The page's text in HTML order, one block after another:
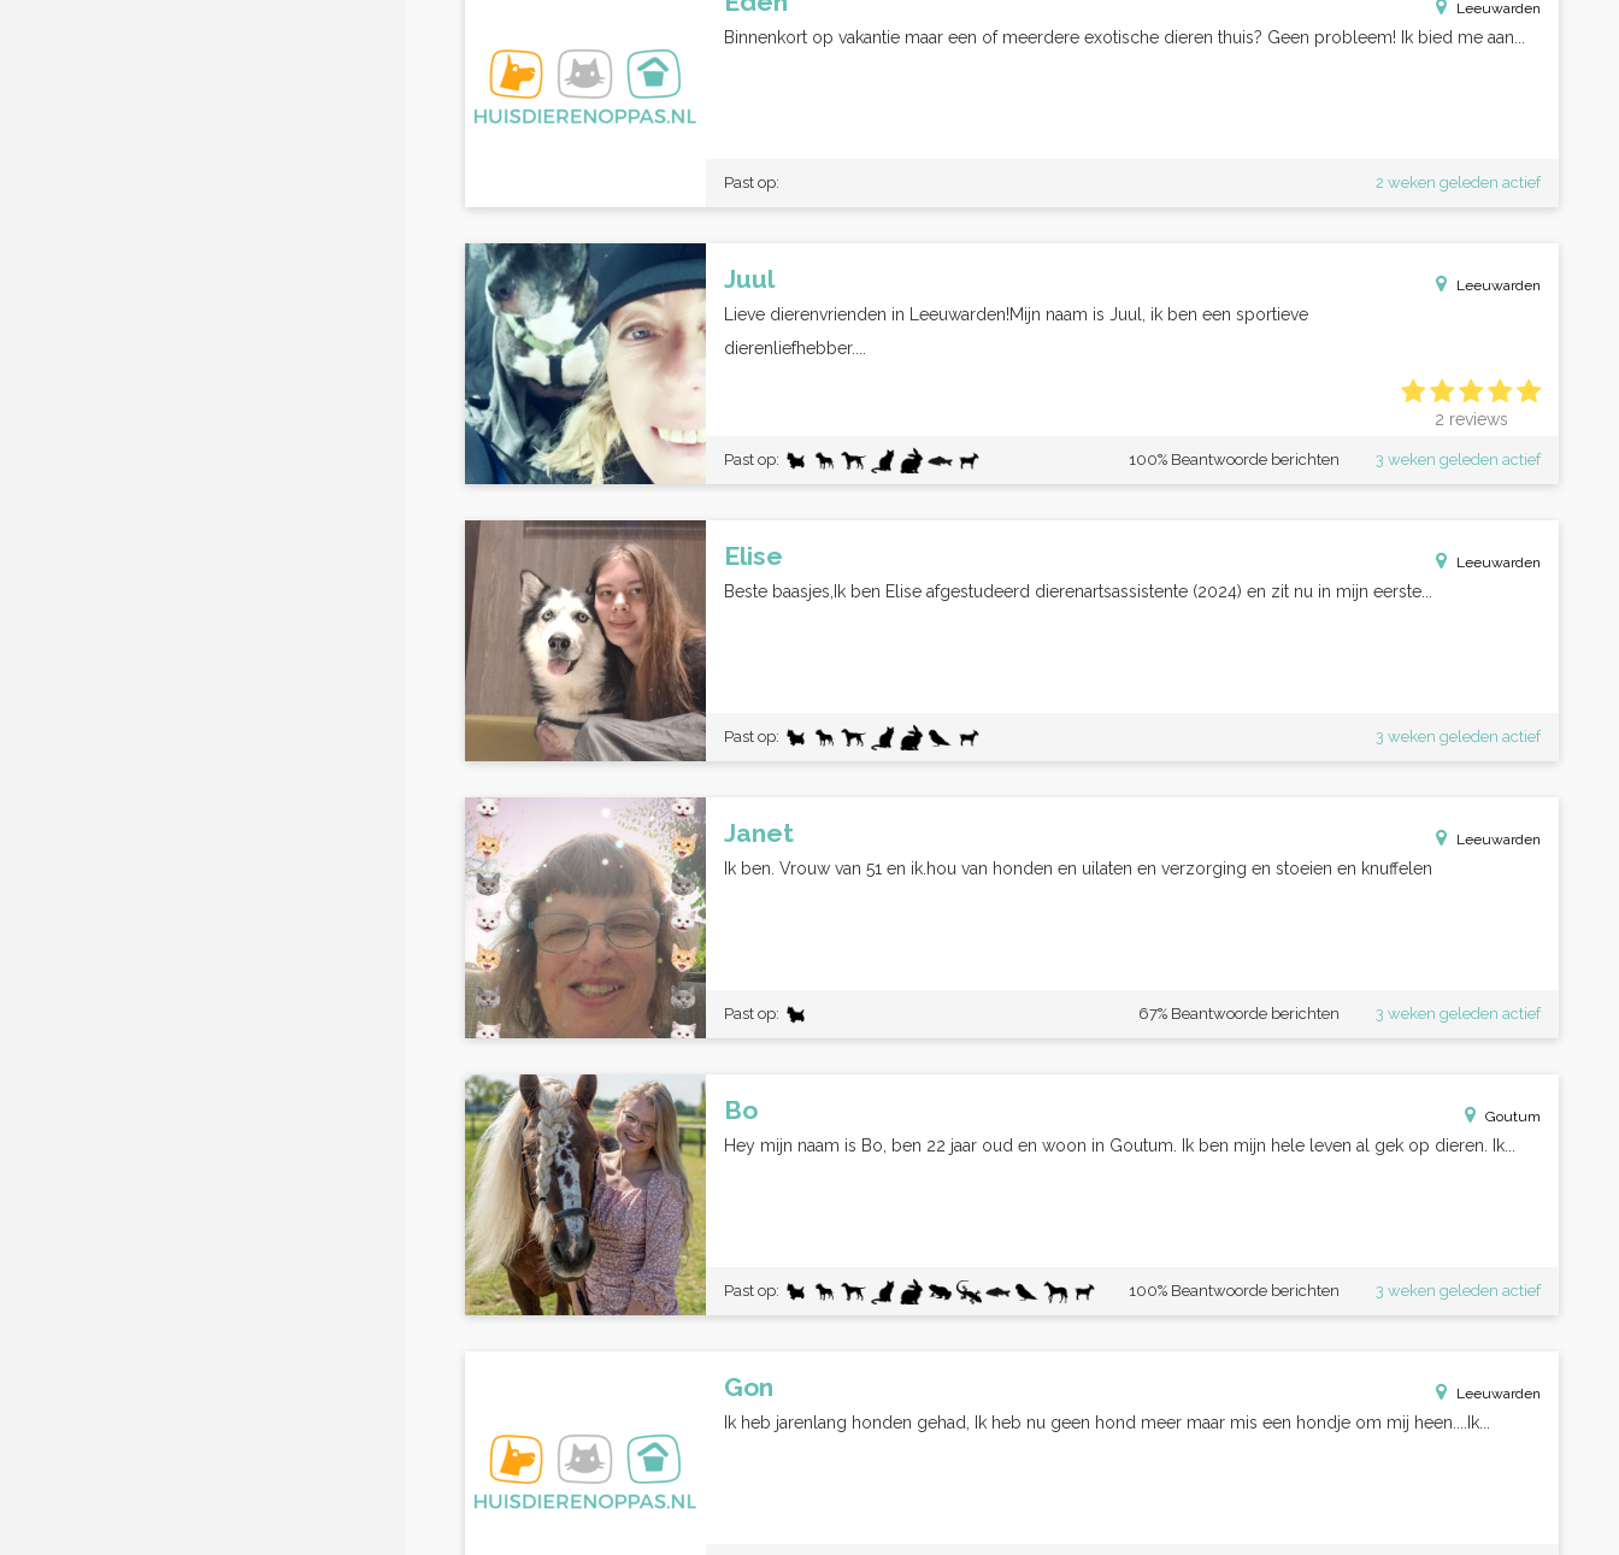
Leeuwarden
Binnenkort op vakantie maar een of meerdere exotische dieren thuis? Geen probleem! Ik bied me aan...
Past op: 2 weken geleden actief
Juul Leeuwarden
2 reviews
Lieve dierenvrienden in Leeuwarden!Mijn naam is Juul, ik ben een sportieve
dierenliefhebber....
Past op: 3 weken geleden actief
100% Beantwoorde berichten
Elise Leeuwarden
Beste baasjes,Ik ben Elise afgestudeerd dierenartsassistente (2024) en zit nu in mijn eerste...
Past op: 3 weken geleden actief
Janet Leeuwarden
Ik ben. Vrouw van 51 en ik.hou van honden en uilaten en verzorging en stoeien en knuffelen
Past op: 3 weken geleden actief
67% Beantwoorde berichten
Bo Goutum
Hey mijn naam is Bo, ben 22 jaar oud en woon in Goutum. Ik ben mijn hele leven al gek op dieren. Ik...
Past op: 3 weken geleden actief
100% Beantwoorde berichten
Gon Leeuwarden
Ik heb jarenlang honden gehad, Ik heb nu geen hond meer maar mis een hondje om mij heen....Ik...